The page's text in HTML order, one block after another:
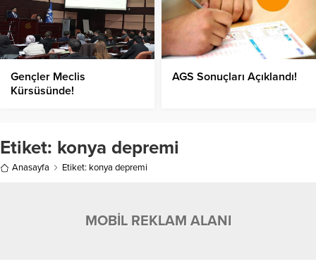
Gençler Meclis
Kürsüsünde!
AGS Sonuçları Açıklandı!
Etiket: konya depremi
Anasayfa Etiket: konya depremi
MOBİL REKLAM ALANI